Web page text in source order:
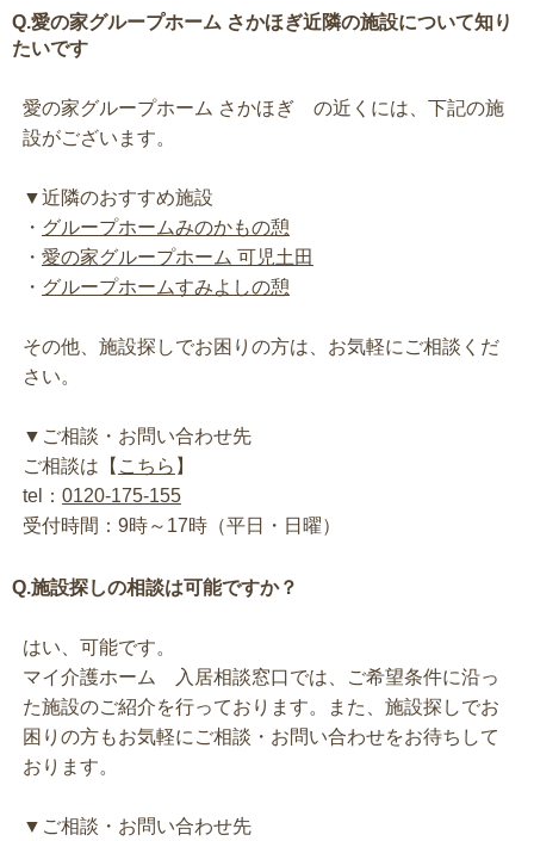
Q.愛の家グループホーム さかほぎ近隣の施設について知り
たいです
愛の家グループホーム さかほぎ の近くには、下記の施
設がございます。
▼近隣のおすすめ施設
・ グループホームみのかもの憩
・ 愛の家グループホーム 可児土田
・ グループホームすみよしの憩
その他、施設探しでお困りの方は、お気軽にご相談くだ
さい。
▼ご相談・お問い合わせ先
ご相談は【 こちら 】
tel： 0120-175-155
受付時間：9時～17時（平日・日曜）
Q.施設探しの相談は可能ですか？
はい、可能です。
マイ介護ホーム 入居相談窓口では、ご希望条件に沿っ
た施設のご紹介を行っております。また、施設探しでお
困りの方もお気軽にご相談・お問い合わせをお待ちして
おります。
▼ご相談・お問い合わせ先